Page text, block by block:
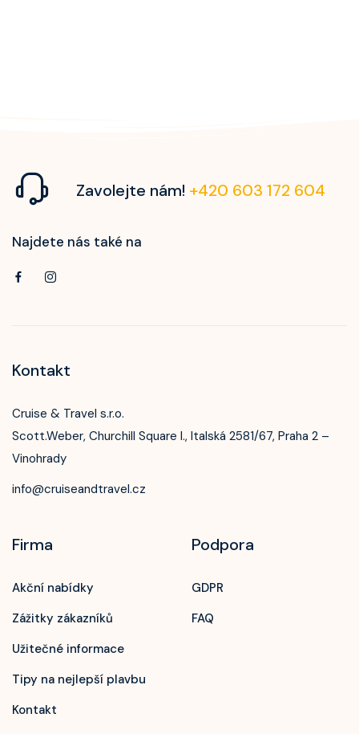
Zavolejte nám! +420 603 172 604
Najdete nás také na
Kontakt
Cruise & Travel s.r.o.
Scott.Weber, Churchill Square I., Italská 2581/67, Praha 2 –
Vinohrady
info@cruiseandtravel.cz
Firma
Akční nabídky
Zážitky zákazníků
Užitečné informace
Tipy na nejlepší plavbu
Kontakt
Podpora
GDPR
FAQ